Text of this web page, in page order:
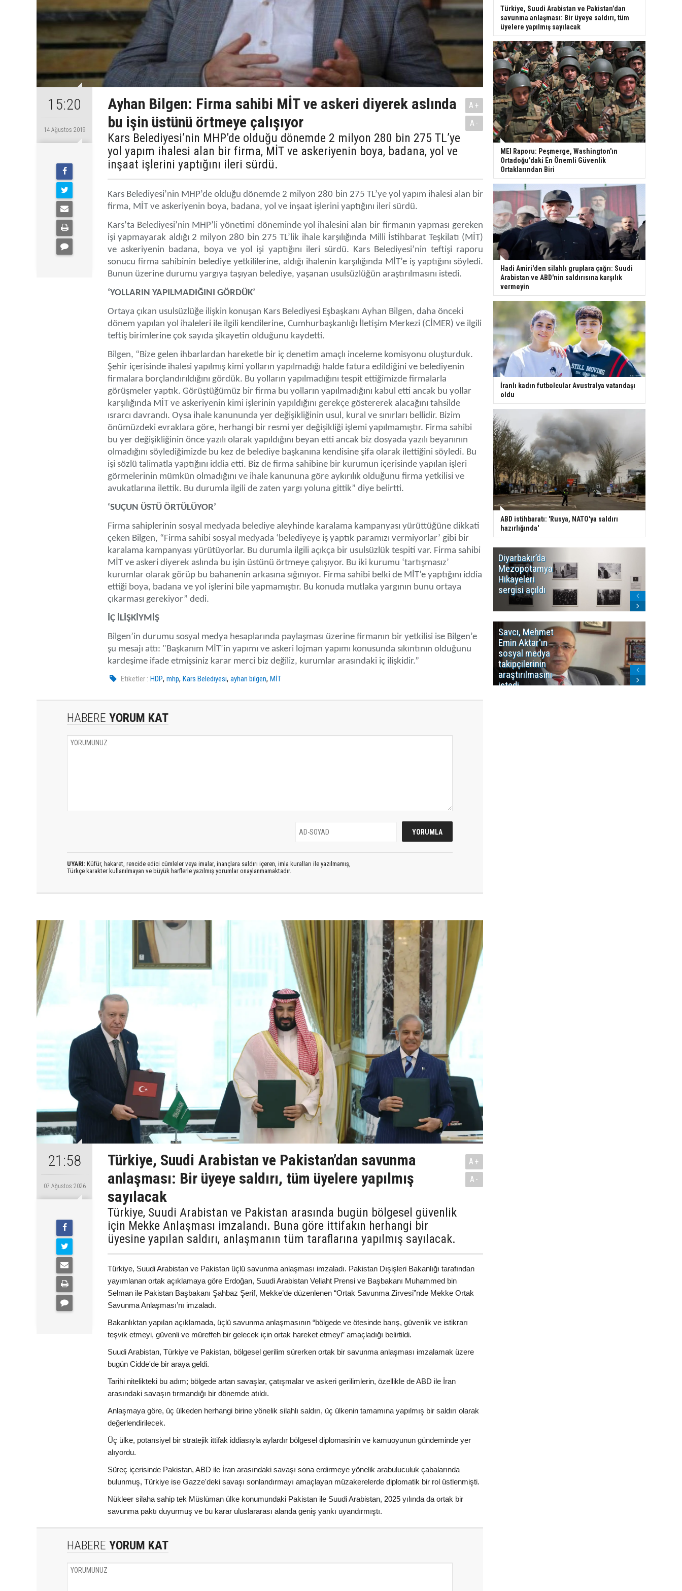
15:20
14 Ağustos 2019
Ayhan Bilgen: Firma sahibi MİT ve askeri diyerek aslında
bu işin üstünü örtmeye çalışıyor
Kars Belediyesi’nin MHP’de olduğu dönemde 2 milyon 280 bin 275 TL’ye
yol yapım ihalesi alan bir firma, MİT ve askeriyenin boya, badana, yol ve
inşaat işlerini yaptığını ileri sürdü.
A+
A-
Kars Belediyesi’nin MHP’de olduğu dönemde 2 milyon 280 bin 275 TL’ye yol yapım ihalesi alan bir
firma, MİT ve askeriyenin boya, badana, yol ve inşaat işlerini yaptığını ileri sürdü.
Kars’ta Belediyesi’nin MHP’li yönetimi döneminde yol ihalesini alan bir firmanın yapması gereken
işi yapmayarak aldığı 2 milyon 280 bin 275 TL’lik ihale karşılığında Milli İstihbarat Teşkilatı (MİT)
ve askeriyenin badana, boya ve yol işi yaptığını ileri sürdü. Kars Belediyesi’nin teftişi raporu
sonucu firma sahibinin belediye yetkililerine, aldığı ihalenin karşılığında MİT’e iş yaptığını söyledi.
Bunun üzerine durumu yargıya taşıyan belediye, yaşanan usulsüzlüğün araştırılmasını istedi.
‘YOLLARIN YAPILMADIĞINI GÖRDÜK’
Ortaya çıkan usulsüzlüğe ilişkin konuşan Kars Belediyesi Eşbaşkanı Ayhan Bilgen, daha önceki
dönem yapılan yol ihaleleri ile ilgili kendilerine, Cumhurbaşkanlığı İletişim Merkezi (CİMER) ve ilgili
teftiş birimlerine çok sayıda şikayetin olduğunu kaydetti.
Bilgen, “Bize gelen ihbarlardan hareketle bir iç denetim amaçlı inceleme komisyonu oluşturduk.
Şehir içerisinde ihalesi yapılmış kimi yolların yapılmadığı halde fatura edildiğini ve belediyenin
firmalara borçlandırıldığını gördük. Bu yolların yapılmadığını tespit ettiğimizde firmalarla
görüşmeler yaptık. Görüştüğümüz bir firma bu yolların yapılmadığını kabul etti ancak bu yollar
karşılığında MİT ve askeriyenin kimi işlerinin yapıldığını gerekçe göstererek alacağını tahsilde
ısrarcı davrandı. Oysa ihale kanununda yer değişikliğinin usul, kural ve sınırları bellidir. Bizim
önümüzdeki evraklara göre, herhangi bir resmi yer değişikliği işlemi yapılmamıştır. Firma sahibi
bu yer değişikliğinin önce yazılı olarak yapıldığını beyan etti ancak biz dosyada yazılı beyanının
olmadığını söylediğimizde bu kez de belediye başkanına kendisine şifa olarak ilettiğini söyledi. Bu
işi sözlü talimatla yaptığını iddia etti. Biz de firma sahibine bir kurumun içerisinde yapılan işleri
görmelerinin mümkün olmadığını ve ihale kanununa göre aykırılık olduğunu firma yetkilisi ve
avukatlarına ilettik. Bu durumla ilgili de zaten yargı yoluna gittik” diye belirtti.
‘SUÇUN ÜSTÜ ÖRTÜLÜYOR’
Firma sahiplerinin sosyal medyada belediye aleyhinde karalama kampanyası yürüttüğüne dikkati
çeken Bilgen, “Firma sahibi sosyal medyada ‘belediyeye iş yaptık paramızı vermiyorlar’ gibi bir
karalama kampanyası yürütüyorlar. Bu durumla ilgili açıkça bir usulsüzlük tespiti var. Firma sahibi
MİT ve askeri diyerek aslında bu işin üstünü örtmeye çalışıyor. Bu iki kurumu ‘tartışmasız’
kurumlar olarak görüp bu bahanenin arkasına sığınıyor. Firma sahibi belki de MİT’e yaptığını iddia
ettiği boya, badana ve yol işlerini bile yapmamıştır. Bu konuda mutlaka yargının bunu ortaya
çıkarması gerekiyor” dedi.
İÇ İLİŞKİYMİŞ
Bilgen’in durumu sosyal medya hesaplarında paylaşması üzerine firmanın bir yetkilisi ise Bilgen’e
şu mesajı attı: "Başkanım MİT’in yapımı ve askeri lojman yapımı konusunda sıkıntının olduğunu
kardeşime ifade etmişsiniz karar merci biz değiliz, kurumlar arasındaki iç ilişkidir.”
Etiketler : HDP,mhp,Kars Belediyesi,ayhan bilgen,MİT
HABERE YORUM KAT
UYARI: Küfür, hakaret, rencide edici cümleler veya imalar, inançlara saldırı içeren, imla kuralları ile yazılmamış,
Türkçe karakter kullanılmayan ve büyük harflerle yazılmış yorumlar onaylanmamaktadır.
21:58
07 Ağustos 2026
Türkiye, Suudi Arabistan ve Pakistan’dan savunma
anlaşması: Bir üyeye saldırı, tüm üyelere yapılmış
sayılacak
Türkiye, Suudi Arabistan ve Pakistan arasında bugün bölgesel güvenlik
için Mekke Anlaşması imzalandı. Buna göre ittifakın herhangi bir
üyesine yapılan saldırı, anlaşmanın tüm taraflarına yapılmış sayılacak.
A+
A-
Türkiye, Suudi Arabistan ve Pakistan üçlü savunma anlaşması imzaladı. Pakistan Dışişleri Bakanlığı tarafından
yayımlanan ortak açıklamaya göre Erdoğan, Suudi Arabistan Veliaht Prensi ve Başbakanı Muhammed bin
Selman ile Pakistan Başbakanı Şahbaz Şerif, Mekke’de düzenlenen “Ortak Savunma Zirvesi”nde Mekke Ortak
Savunma Anlaşması’nı imzaladı.
Bakanlıktan yapılan açıklamada, üçlü savunma anlaşmasının “bölgede ve ötesinde barış, güvenlik ve istikrarı
teşvik etmeyi, güvenli ve müreffeh bir gelecek için ortak hareket etmeyi” amaçladığı belirtildi.
Suudi Arabistan, Türkiye ve Pakistan, bölgesel gerilim sürerken ortak bir savunma anlaşması imzalamak üzere
bugün Cidde'de bir araya geldi.
Tarihi nitelikteki bu adım; bölgede artan savaşlar, çatışmalar ve askeri gerilimlerin, özellikle de ABD ile İran
arasındaki savaşın tırmandığı bir dönemde atıldı.
Anlaşmaya göre, üç ülkeden herhangi birine yönelik silahlı saldırı, üç ülkenin tamamına yapılmış bir saldırı olarak
değerlendirilecek.
Üç ülke, potansiyel bir stratejik ittifak iddiasıyla aylardır bölgesel diplomasinin ve kamuoyunun gündeminde yer
alıyordu.
Süreç içerisinde Pakistan, ABD ile İran arasındaki savaşı sona erdirmeye yönelik arabuluculuk çabalarında
bulunmuş, Türkiye ise Gazze'deki savaşı sonlandırmayı amaçlayan müzakerelerde diplomatik bir rol üstlenmişti.
Nükleer silaha sahip tek Müslüman ülke konumundaki Pakistan ile Suudi Arabistan, 2025 yılında da ortak bir
savunma paktı duyurmuş ve bu karar uluslararası alanda geniş yankı uyandırmıştı.
HABERE YORUM KAT
Türkiye, Suudi Arabistan ve Pakistan’dan
savunma anlaşması: Bir üyeye saldırı, tüm
üyelere yapılmış sayılacak
MEI Raporu: Peşmerge, Washington'ın
Ortadoğu'daki En Önemli Güvenlik
Ortaklarından Biri
Hadi Amiri'den silahlı gruplara çağrı: Suudi
Arabistan ve ABD'nin saldırısına karşılık
vermeyin
İranlı kadın futbolcular Avustralya vatandaşı
oldu
ABD istihbaratı: 'Rusya, NATO'ya saldırı
hazırlığında'
Diyarbakır’da
Mezopotamya
Hikayeleri
sergisi açıldı
Savcı, Mehmet
Emin Aktar'ın
sosyal medya
takipçilerinin
araştırılmasını
istedi